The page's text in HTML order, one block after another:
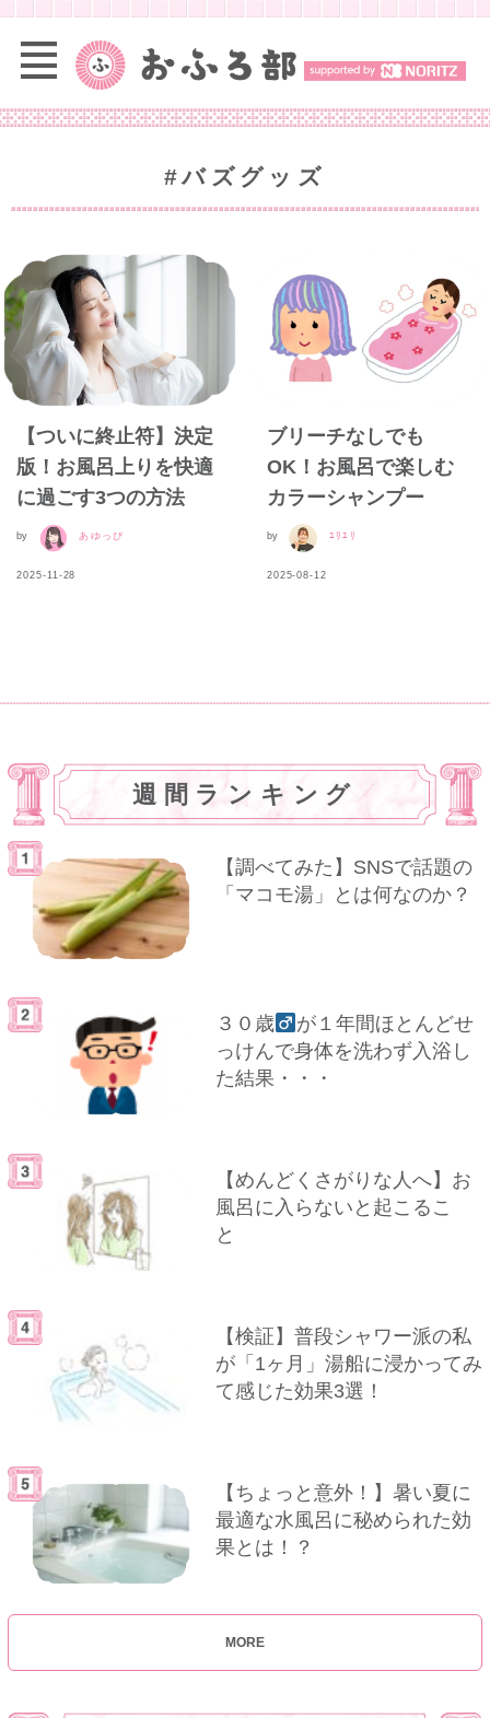
#バズグッズ
【ついに終止符】決定
版！お風呂上りを快適
に過ごす3つの方法
by あゆっぴ
2025-11-28
ブリーチなしでも
OK！お風呂で楽しむ
カラーシャンプー
by ﾕﾘﾕﾘ
2025-08-12
週間ランキング
【調べてみた】SNSで話題の
「マコモ湯」とは何なのか？
３０歳
が１年間ほとんどせ
っけんで身体を洗わず入浴し
た結果・・・
【めんどくさがりな人へ】お
風呂に入らないと起こるこ
と
【検証】普段シャワー派の私
が「1ヶ月」湯船に浸かってみ
て感じた効果3選！
【ちょっと意外！】暑い夏に
最適な水風呂に秘められた効
果とは！？
MORE